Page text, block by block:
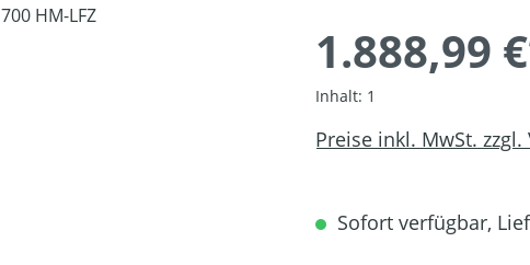
1.888,99
Inhalt: 1
Preise inkl. MwSt.
Sofort verfügbar,